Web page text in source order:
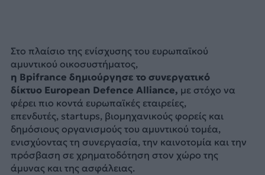
Στο πλαίσιο της ενίσχυσης του ευρωπαϊκού
αμυντικού οικοσυστήματος,
η Bpifrance δημιούργησε το συνεργατικό
δίκτυο European Defence Alliance, με στόχο να
φέρει πιο κοντά ευρωπαϊκές εταιρείες,
επενδυτές, startups, βιομηχανικούς φορείς και
δημόσιους οργανισμούς του αμυντικού τομέα,
ενισχύοντας τη συνεργασία, την καινοτομία και την
πρόσβαση σε χρηματοδότηση στον χώρο της
άμυνας και της ασφάλειας.